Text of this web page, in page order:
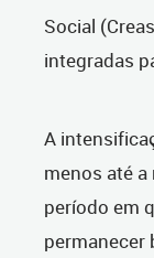
Social
integradas
A
menos até
período em
permanecer